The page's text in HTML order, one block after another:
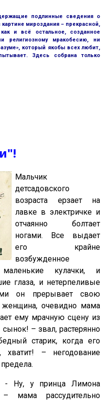
подлинные сведения о
мироздания – прекрасной,
и всё остальное, созданное
религиозному мракобесию, ни
который якобы всех любит,
Здесь собрана только
Мальчик
детсадовского
возраста ерзает на
лавке в электричке и
отчаянно болтает
ногами. Все выдает
его крайне
возбужденное
кулачки, и
глаза, и нетерпеливые
он прерывает свою
очевидно мама
ему мрачную сцену из
– звал, растерянно
старик, когда его
– негодование
- Ну, у принца Лимона
мама рассудительно